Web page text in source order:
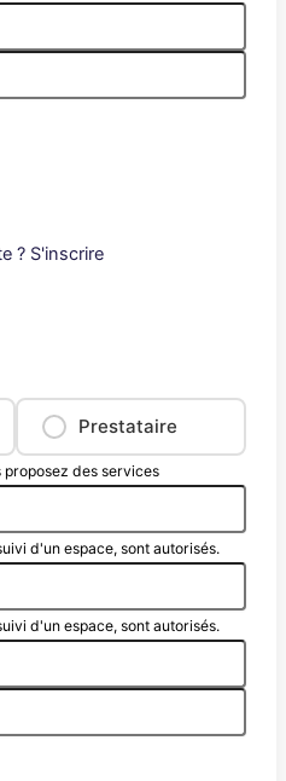
? S'inscrire
Prestataire
des services
d'un espace, sont autorisés.
d'un espace, sont autorisés.